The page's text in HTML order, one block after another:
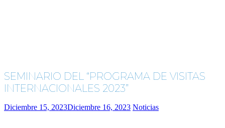
SEMINARIO DEL “PROGRAMA DE VISITAS
INTERNACIONALES 2023”
Diciembre 15, 2023Diciembre 16, 2023 Noticias